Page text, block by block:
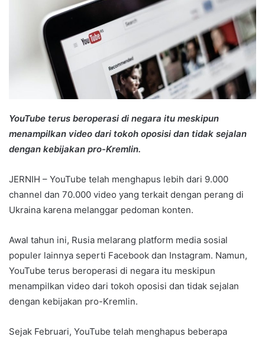
YouTube terus beroperasi di negara itu meskipun
menampilkan video dari tokoh oposisi dan tidak sejalan
dengan kebijakan pro-Kremlin.
JERNIH – YouTube telah menghapus lebih dari 9.000
channel dan 70.000 video yang terkait dengan perang di
Ukraina karena melanggar pedoman konten.
Awal tahun ini, Rusia melarang platform media sosial
populer lainnya seperti Facebook dan Instagram. Namun,
YouTube terus beroperasi di negara itu meskipun
menampilkan video dari tokoh oposisi dan tidak sejalan
dengan kebijakan pro-Kremlin.
Sejak Februari, YouTube telah menghapus beberapa